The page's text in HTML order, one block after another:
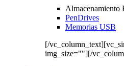
Almacenamiento
PenDrives
Memorias USB
[/
img_size=""][/